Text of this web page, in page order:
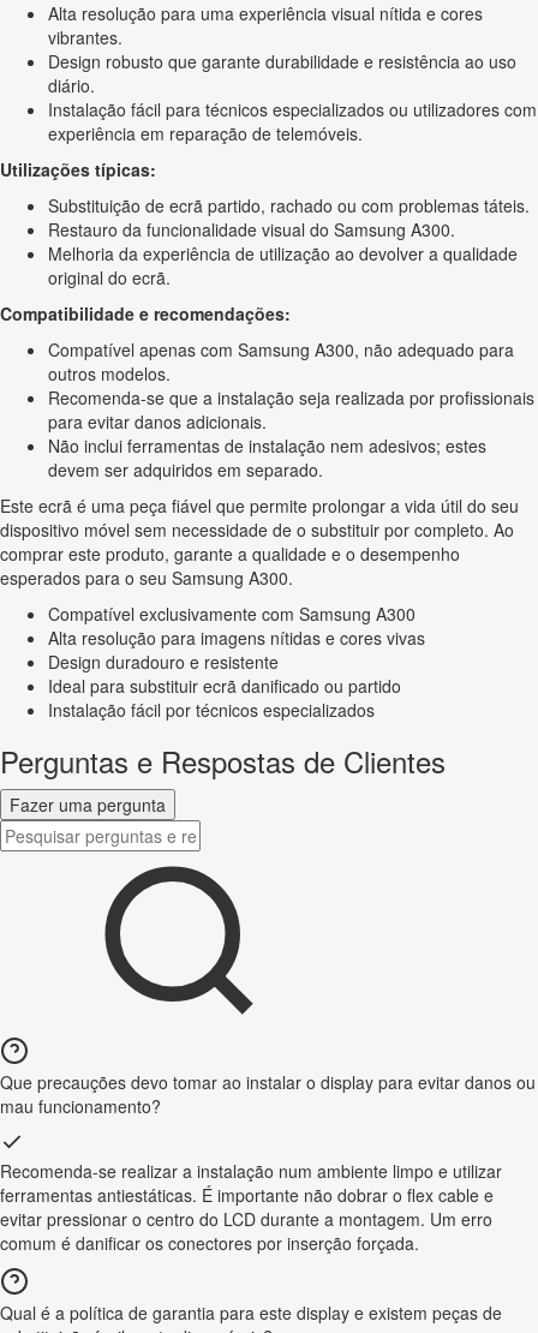
Alta resolução para uma experiência visual nítida e cores
vibrantes.
Design robusto que garante durabilidade e resistência ao uso
diário.
Instalação fácil para técnicos especializados ou utilizadores com
experiência em reparação de telemóveis.
Utilizações típicas:
Substituição de ecrã partido, rachado ou com problemas táteis.
Restauro da funcionalidade visual do Samsung A300.
Melhoria da experiência de utilização ao devolver a qualidade
original do ecrã.
Compatibilidade e recomendações:
Compatível apenas com Samsung A300, não adequado para
outros modelos.
Recomenda-se que a instalação seja realizada por profissionais
para evitar danos adicionais.
Não inclui ferramentas de instalação nem adesivos; estes
devem ser adquiridos em separado.
Este ecrã é uma peça fiável que permite prolongar a vida útil do seu
dispositivo móvel sem necessidade de o substituir por completo. Ao
comprar este produto, garante a qualidade e o desempenho
esperados para o seu Samsung A300.
Compatível exclusivamente com Samsung A300
Alta resolução para imagens nítidas e cores vivas
Design duradouro e resistente
Ideal para substituir ecrã danificado ou partido
Instalação fácil por técnicos especializados
Perguntas e Respostas de Clientes
Fazer uma pergunta
Que precauções devo tomar ao instalar o display para evitar danos ou
mau funcionamento?
Recomenda-se realizar a instalação num ambiente limpo e utilizar
ferramentas antiestáticas. É importante não dobrar o flex cable e
evitar pressionar o centro do LCD durante a montagem. Um erro
comum é danificar os conectores por inserção forçada.
Qual é a política de garantia para este display e existem peças de